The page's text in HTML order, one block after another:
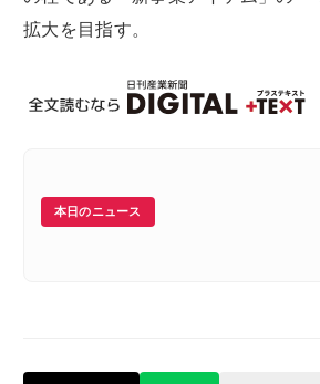
拡大を目指す。
本日のニュース